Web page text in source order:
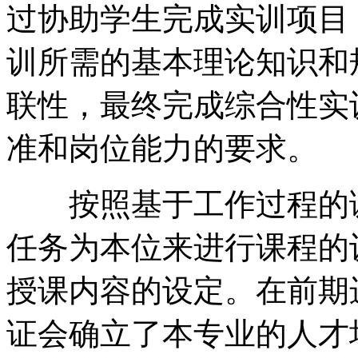
过协助学生完成实训项
训所需的基本理论知识
联性，最终完成综合性
准和岗位能力的要求。
按照基于工作过程的
任务为本位来进行课程
授课内容的设定。在前
证会确立了本专业的人